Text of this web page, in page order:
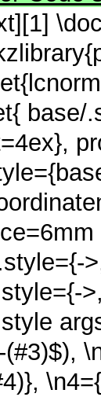
base/
(#3)$),